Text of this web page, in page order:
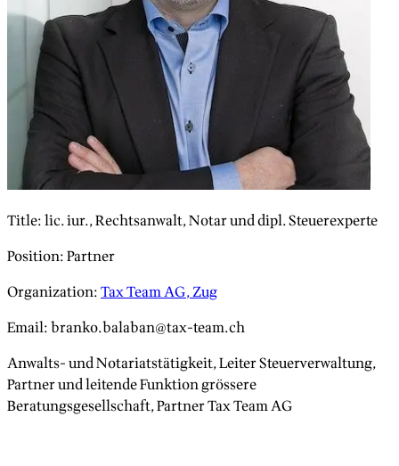
Title:lic. iur., Rechtsanwalt, Notar und dipl. Steuerexperte
Position:Partner
Organization:Tax Team AG, Zug
Email:branko.balaban@tax-team.ch
Anwalts- und Notariatstätigkeit, Leiter Steuerverwaltung,
Partner und leitende Funktion grössere
Beratungsgesellschaft, Partner Tax Team AG